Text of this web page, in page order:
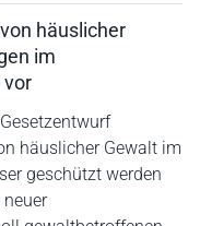
häuslicher
im
vor
häuslicher Gewalt im
geschützt werden